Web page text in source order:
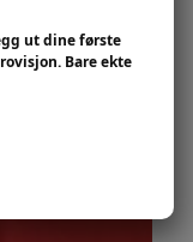
ut dine første
Bare ekte